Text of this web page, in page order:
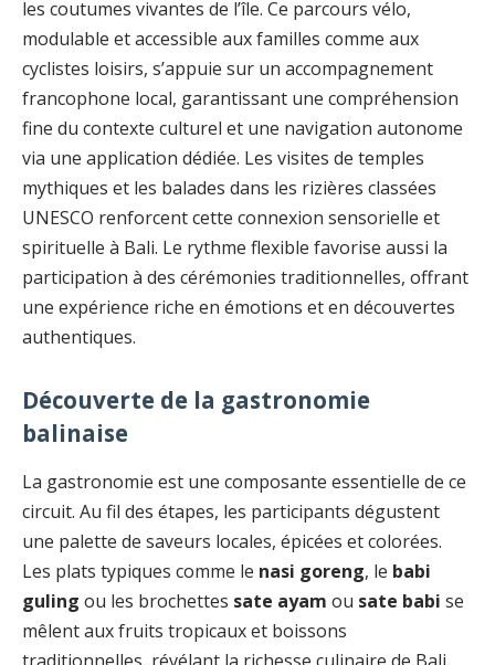
les coutumes vivantes de l’île. Ce parcours vélo,
modulable et accessible aux familles comme aux
cyclistes loisirs, s’appuie sur un accompagnement
francophone local, garantissant une compréhension
fine du contexte culturel et une navigation autonome
via une application dédiée. Les visites de temples
mythiques et les balades dans les rizières classées
UNESCO renforcent cette connexion sensorielle et
spirituelle à Bali. Le rythme flexible favorise aussi la
participation à des cérémonies traditionnelles, offrant
une expérience riche en émotions et en découvertes
authentiques.
Découverte de la gastronomie
balinaise
La gastronomie est une composante essentielle de ce
circuit. Au fil des étapes, les participants dégustent
une palette de saveurs locales, épicées et colorées.
Les plats typiques comme le nasi goreng, le babi
guling ou les brochettes sate ayam ou sate babi se
mêlent aux fruits tropicaux et boissons
traditionnelles, révélant la richesse culinaire de Bali.